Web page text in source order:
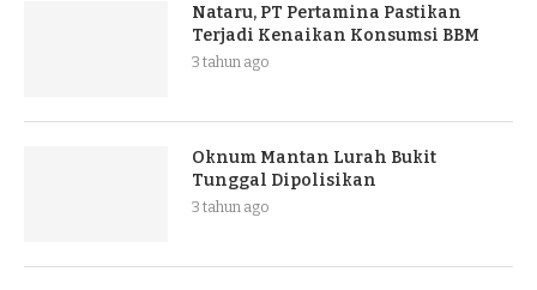
Nataru, PT Pertamina Pastikan
Terjadi Kenaikan Konsumsi BBM
3 tahun ago
Oknum Mantan Lurah Bukit
Tunggal Dipolisikan
3 tahun ago